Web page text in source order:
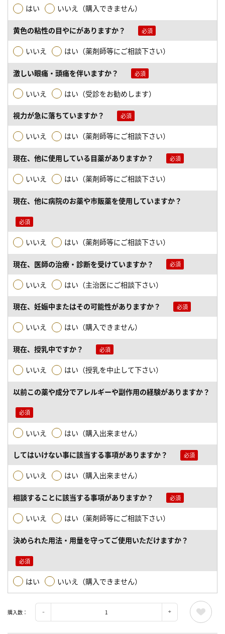
はい いいえ（購入できません）
黄色の粘性の目やにがありますか？
いいえ はい（薬剤師等にご相談下さい）
激しい眼痛・頭痛を伴いますか？
いいえ はい（受診をお勧めします）
視力が急に落ちていますか？
いいえ はい（薬剤師等にご相談下さい）
現在、他に使用している目薬がありますか？
いいえ はい（薬剤師等にご相談下さい）
現在、他に病院のお薬や市販薬を使用していますか？
いいえ はい（薬剤師等にご相談下さい）
現在、医師の治療・診断を受けていますか？
いいえ はい（主治医にご相談下さい）
現在、妊娠中またはその可能性がありますか？
いいえ はい（購入できません）
現在、授乳中ですか？
いいえ はい（授乳を中止して下さい）
以前この薬や成分でアレルギーや副作用の経験がありますか？
いいえ はい（購入出来ません）
してはいけない事に該当する事項がありますか？
いいえ はい（購入出来ません）
相談することに該当する事項がありますか？
いいえ はい（薬剤師等にご相談下さい）
決められた用法・用量を守ってご使用いただけますか？
はい いいえ（購入できません）
購入数：